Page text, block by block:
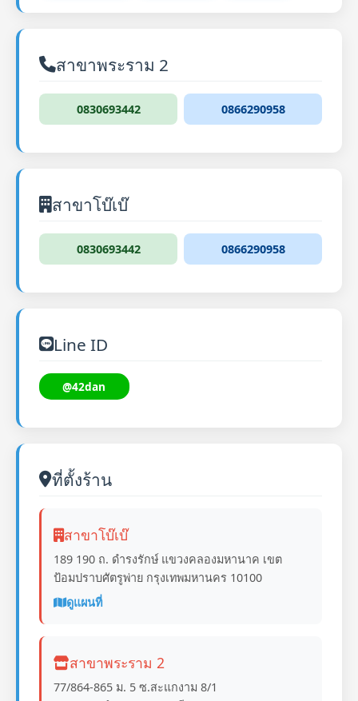
สาขาพระราม 2
0830693442 0866290958
สาขาโบ๊เบ๊
0830693442 0866290958
Line ID
@42dan
ที่ตั้งร้าน
สาขาโบ๊เบ๊
189 190 ถ. ดำรงรักษ์ แขวงคลองมหานาค เขต
ป้อมปราบศัตรูพ่าย กรุงเทพมหานคร 10100
ดูแผนที่
สาขาพระราม 2
77/864-865 ม. 5 ซ.สะแกงาม 8/1